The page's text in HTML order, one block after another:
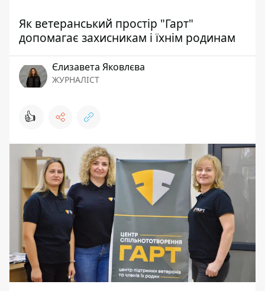
Як ветеранський простір "Гарт"
допомагає захисникам і їхнім родинам
Єлизавета Яковлєва
ЖУРНАЛІСТ
👍